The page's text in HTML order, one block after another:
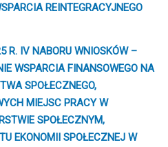
REINTEGRACYJNEGO
R. IV NABORU WNIOSKÓW –
WSPARCIA FINANSOWEGO NA
SPOŁECZNEGO,
MIEJSC PRACY W
SPOŁECZNYM,
EKONOMII SPOŁECZNEJ W